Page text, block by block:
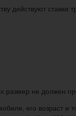
действуют
размер не должен
его возраст и